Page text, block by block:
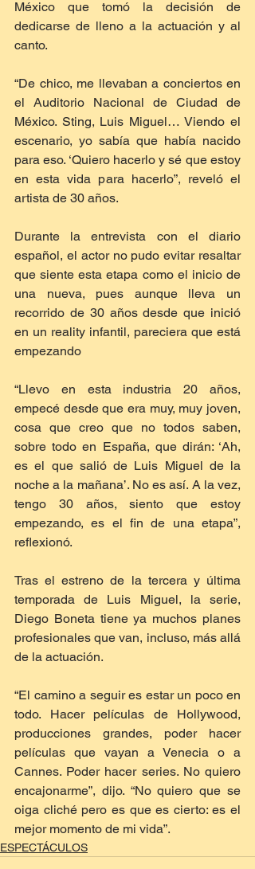
México que tomó la decisión de
dedicarse de lleno a la actuación y al
canto.
“De chico, me llevaban a conciertos en
el Auditorio Nacional de Ciudad de
México. Sting, Luis Miguel… Viendo el
escenario, yo sabía que había nacido
para eso. ‘Quiero hacerlo y sé que estoy
en esta vida para hacerlo”, reveló el
artista de 30 años.
Durante la entrevista con el diario
español, el actor no pudo evitar resaltar
que siente esta etapa como el inicio de
una nueva, pues aunque lleva un
recorrido de 30 años desde que inició
en un reality infantil, pareciera que está
empezando
“Llevo en esta industria 20 años,
empecé desde que era muy, muy joven,
cosa que creo que no todos saben,
sobre todo en España, que dirán: ‘Ah,
es el que salió de Luis Miguel de la
noche a la mañana’. No es así. A la vez,
tengo 30 años, siento que estoy
empezando, es el fin de una etapa”,
reflexionó.
Tras el estreno de la tercera y última
temporada de Luis Miguel, la serie,
Diego Boneta tiene ya muchos planes
profesionales que van, incluso, más allá
de la actuación.
“El camino a seguir es estar un poco en
todo. Hacer películas de Hollywood,
producciones grandes, poder hacer
películas que vayan a Venecia o a
Cannes. Poder hacer series. No quiero
encajonarme”, dijo. “No quiero que se
oiga cliché pero es que es cierto: es el
mejor momento de mi vida”.
ESPECTÁCULOS